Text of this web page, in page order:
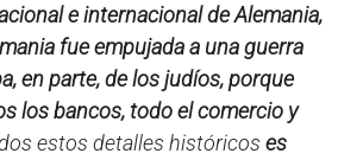
e internacional de Alemania,
fue empujada a una guerra
en parte, de los judíos, porque
los bancos, todo el comercio y
estos detalles históricos es